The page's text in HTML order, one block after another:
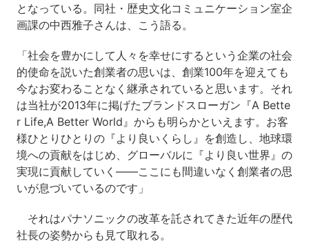
となっている。同社・歴史文化コミュニケーション室企
画課の中西雅子さんは、こう語る。
「社会を豊かにして人々を幸せにするという企業の社会
的使命を説いた創業者の思いは、創業100年を迎えても
今なお変わることなく継承されていると思います。それ
は当社が2013年に掲げたブランドスローガン『A Bette
r Life,A Better World』からも明らかといえます。お客
様ひとりひとりの『より良いくらし』を創造し、地球環
境への貢献をはじめ、グローバルに『より良い世界』の
実現に貢献していく――ここにも間違いなく創業者の思
いが息づいているのです」
それはパナソニックの改革を託されてきた近年の歴代
社長の姿勢からも見て取れる。